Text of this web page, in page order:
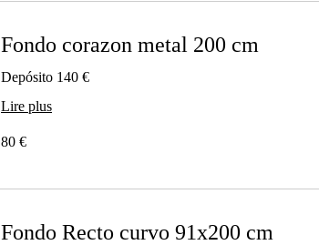
Fondo corazon metal 200 cm
Depósito 140 €
Lire plus
euros
80 €
Fondo Recto curvo 91x200 cm